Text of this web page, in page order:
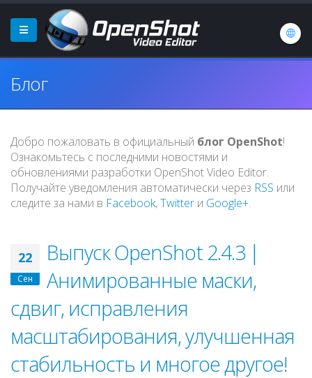
Блог
Добро пожаловать в официальный блог OpenShot!
Ознакомьтесь с последними новостями и
обновлениями разработки OpenShot Video Editor.
Получайте уведомления автоматически через RSS или
следите за нами в Facebook,Twitter и Google+.
22
Сен
Выпуск OpenShot 2.4.3 |
Анимированные маски,
сдвиг, исправления
масштабирования, улучшенная
стабильность и многое другое!